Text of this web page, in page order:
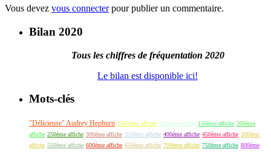
Vous devez vous connecterpour publier un commentaire.
Bilan 2020
Tous les chiffres de fréquentation 2020
Le bilan est disponible ici!
Mots-clés
"Délicieuse" Audrey Hepburn 1000ème affiche 100ème affiche 150ème affiche 200ème
affiche 250ème affiche 300ème affiche 350ème affiche 400ème affiche 450ème affiche 500ème
affiche 550ème affiche 600ème affiche 650ème affiche 700ème affiche 750ème affiche 800ème